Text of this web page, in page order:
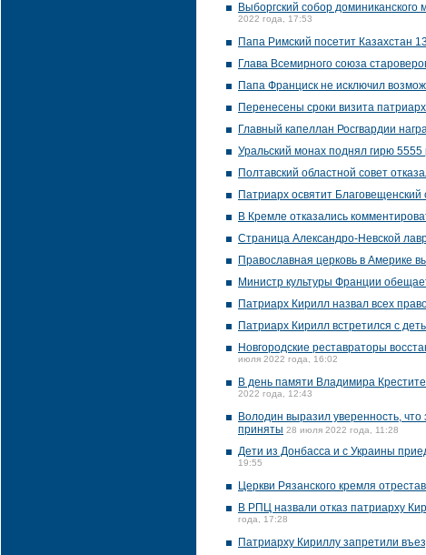
Выборгский собор доминиканского
2022 года, 17:53
Папа Римский посетит Казахстан
Глава Всемирного союза
Папа Франциск не исключил
Перенесены сроки визита
Главный капеллан Росгвардии
Уральский монах поднял гирю 5555
Полтавский областной совет
Патриарх освятит Благовещенский
В Кремле отказались
Страница Александро-Невской
Православная церковь в Америке
Министр культуры Франции
Патриарх Кирилл назвал всех
Патриарх Кирилл встретился с
Новгородские реставраторы
июля 2022 года, 16:02
В день памяти Владимира
2022 года, 12:43
Володин выразил уверенность,
приняты 28 июля 2022 года, 11:28
Дети из Донбасса и с Украины
19:55
Церкви Рязанского кремля
В РПЦ назвали отказ патриарху
года, 17:28
Патриарху Кириллу запретили